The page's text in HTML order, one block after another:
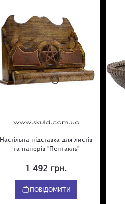
Настільна підставка для листів
та паперів "Пентакль"
1 492 грн.
ПОВІДОМИТИ